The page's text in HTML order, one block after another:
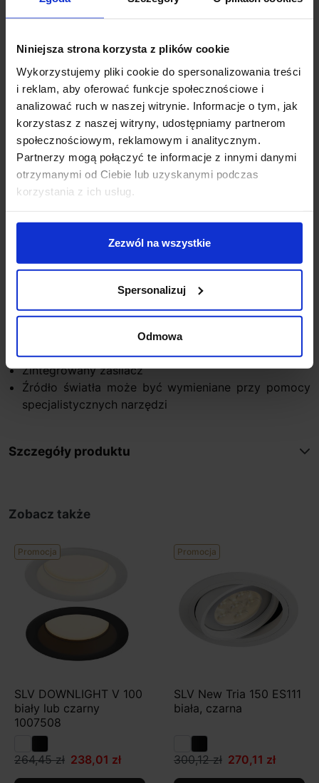
Niniejsza strona korzysta z plików cookie
Wykorzystujemy pliki cookie do spersonalizowania treści
i reklam, aby oferować funkcje społecznościowe i
analizować ruch w naszej witrynie. Informacje o tym, jak
korzystasz z naszej witryny, udostępniamy partnerom
społecznościowym, reklamowym i analitycznym.
Partnerzy mogą połączyć te informacje z innymi danymi
otrzymanymi od Ciebie lub uzyskanymi podczas
korzystania z ich usług.
Zezwól na wszystkie
Spersonalizuj
Odmowa
Długość (cm): 17
Wysokość (cm): 3.9
Kształt otworu montażowego: kwadratowy
Długość otworu montażowego (cm): 15.5
Szerokość otworu montażowego (cm): 8
Głębokość otworu montażowego (cm): 4
Zasilanie: 230V ~50Hz, 350mA
Moc oprawy (W): 14
Klasa bezpieczeństwa: II
Temp. barwowa źródła światła zintegr. w oprawie
(K): 2700
Współcz. oddawania barw (CRI): 80
Dodatkowe informacje:
Źródło światła w komplecie
Zintegrowany zasilacz
Źródło światła może być wymieniane przy pomocy
specjalistycznych narzędzi
Szczegóły produktu
Zobacz także
Promocja
SLV DOWNLIGHT V 100
biały lub czarny
1007508
264,45 zł 238,01 zł
Promocja
SLV New Tria 150 ES111
biała, czarna
300,12 zł 270,11 zł